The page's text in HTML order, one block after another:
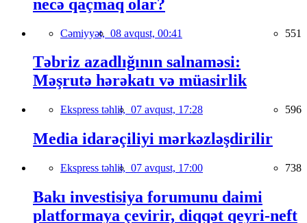
necə qaçmaq olar?
Cəmiyyət, 08 avqust, 00:41 551
Təbriz azadlığının salnaməsi:
Məşrutə hərəkatı və müasirlik
Ekspress təhlil, 07 avqust, 17:28 596
Media idarəçiliyi mərkəzləşdirilir
Ekspress təhlil, 07 avqust, 17:00 738
Bakı investisiya forumunu daimi
platformaya çevirir, diqqət qeyri-neft